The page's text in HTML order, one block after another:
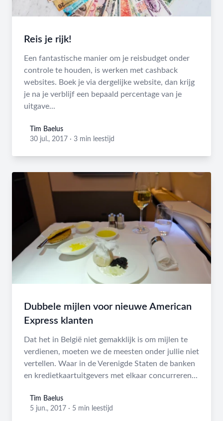
Reis je rijk!
Een fantastische manier om je reisbudget onder
controle te houden, is werken met cashback
websites. Boek je via dergelijke website, dan krijg
je na je verblijf een bepaald percentage van je
uitgave...
Tim Baelus
Tim Baelus
30 jul., 2017 · 3 min leestijd
Dubbele mijlen voor nieuwe American
Express klanten
Dat het in België niet gemakklijk is om mijlen te
verdienen, moeten we de meesten onder jullie niet
vertellen. Waar in de Verenigde Staten de banken
en kredietkaartuitgevers met elkaar concurreren...
Tim Baelus
Tim Baelus
5 jun., 2017 · 5 min leestijd